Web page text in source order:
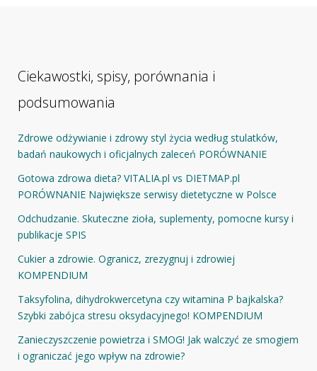
Ciekawostki, spisy, porównania i
podsumowania
Zdrowe odżywianie i zdrowy styl życia według stulatków,
badań naukowych i oficjalnych zaleceń PORÓWNANIE
Gotowa zdrowa dieta? VITALIA.pl vs DIETMAP.pl
PORÓWNANIE Największe serwisy dietetyczne w Polsce
Odchudzanie. Skuteczne zioła, suplementy, pomocne kursy i
publikacje SPIS
Cukier a zdrowie. Ogranicz, zrezygnuj i zdrowiej
KOMPENDIUM
Taksyfolina, dihydrokwercetyna czy witamina P bajkalska?
Szybki zabójca stresu oksydacyjnego! KOMPENDIUM
Zanieczyszczenie powietrza i SMOG! Jak walczyć ze smogiem
i ograniczać jego wpływ na zdrowie?